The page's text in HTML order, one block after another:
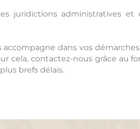
juridictions administratives et
dans vos
cela, contactez-nous grâce au
brefs délais.